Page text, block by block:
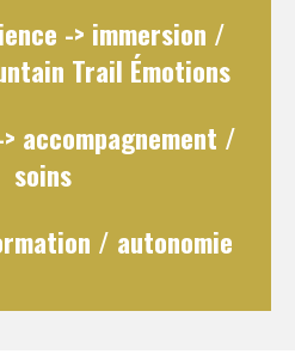
-> immersion /
Trail Émotions
accompagnement /
soins
/ autonomie